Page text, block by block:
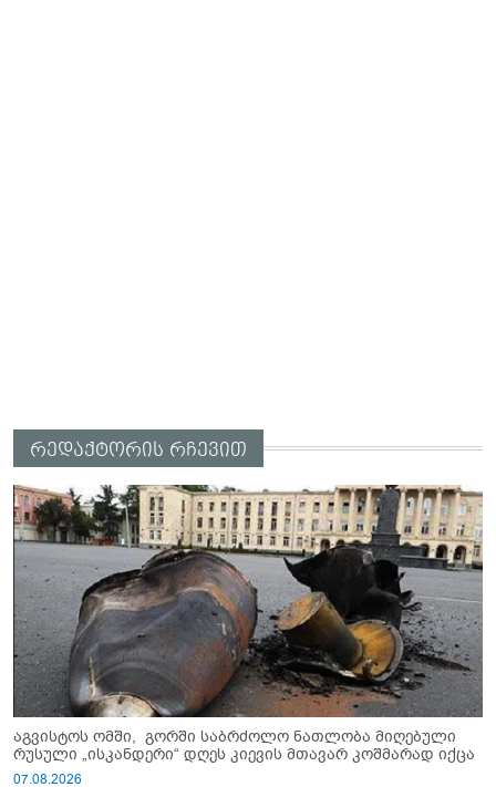
რედაქტორის რჩევით
აგვისტოს ომში, გორში საბრძოლო ნათლობა მიღებული
რუსული „ისკანდერი“ დღეს კიევის მთავარ კოშმარად იქცა
07.08.2026